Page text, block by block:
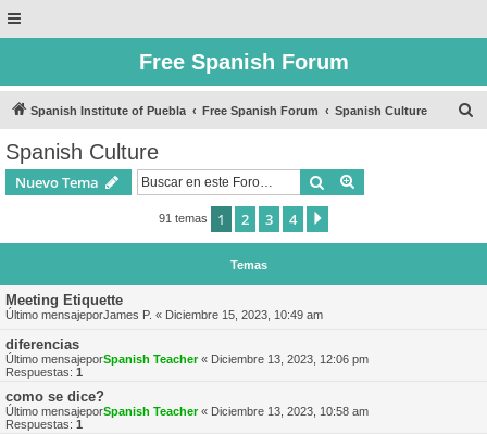
Free Spanish Forum
Spanish Institute of Puebla Free Spanish Forum Spanish Culture
Spanish Culture
Nuevo Tema Buscar
91 temas 1 2 3 4
Temas
Meeting Etiquette
Último mensajeporJames P. « Diciembre 15, 2023, 10:49 am
diferencias
Último mensajeporSpanish Teacher« Diciembre 13, 2023, 12:06 pm
Respuestas: 1
como se dice?
Último mensajeporSpanish Teacher« Diciembre 13, 2023, 10:58 am
Respuestas: 1